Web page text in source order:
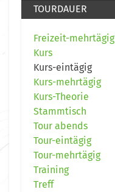
TOURDAUER
Freizeit-mehrtägig
Kurs
Kurs-eintägig
Kurs-mehrtägig
Kurs-Theorie
Stammtisch
Tour abends
Tour-eintägig
Tour-mehrtägig
Training
Treff